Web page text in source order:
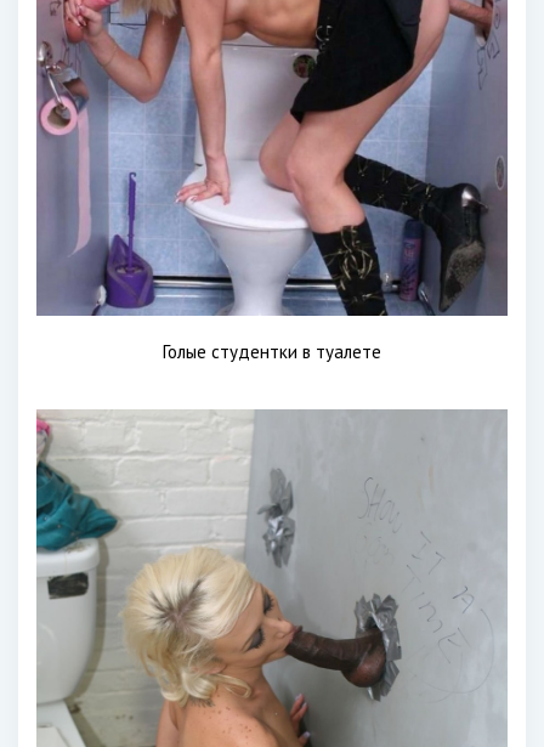
Голые студентки в туалете